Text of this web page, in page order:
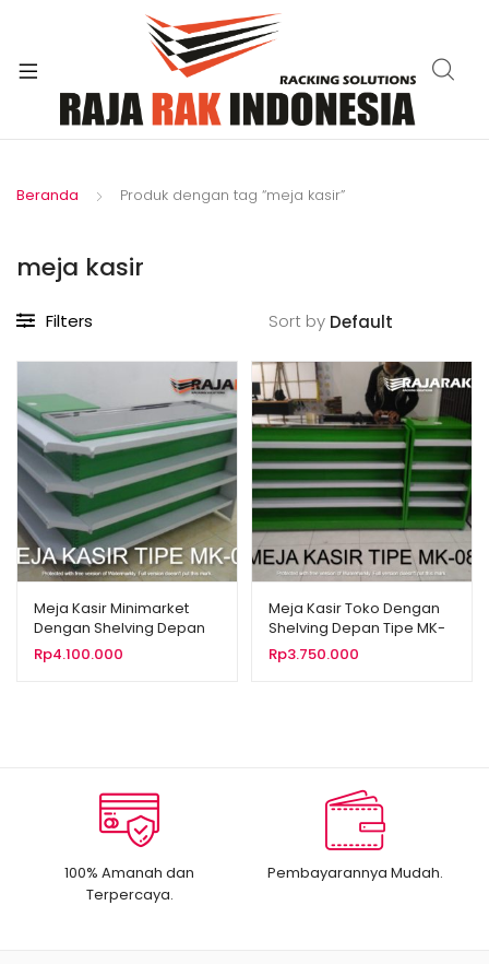
Beranda Produk dengan tag “meja kasir”
meja kasir
Filters Sort by
Meja Kasir Minimarket
Dengan Shelving Depan
Tipe MK-09
Rp4.100.000
Meja Kasir Toko Dengan
Shelving Depan Tipe MK-
08
Rp3.750.000
100% Amanah dan
Terpercaya.
Pembayarannya Mudah.